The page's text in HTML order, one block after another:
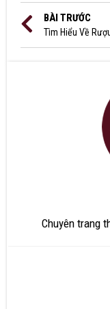
BÀI TRƯỚC
Chuyên trang